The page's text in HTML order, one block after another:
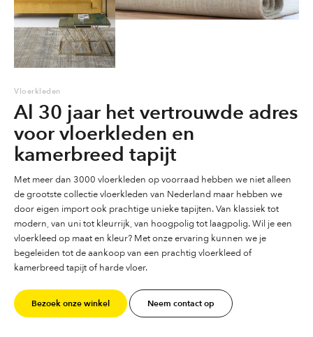
Marokkaanse berber tapijten. Bij Karpetwereld vindt u vloerkleden,
tapijten en karpetten in alle soorten en maten en in verschillende
kleuren, ronde vloerkleden, grote maten, vintage en patchwork,
kinderkamer, slaapkamer en/of woonkamer. Wij berekenen geen
verzendkosten voor Nederland voor kleden t/m 200×290 of onder de
25 kg. Gratis recht van retour 14 dagen vanaf levering op
winkelvoorraad vloerkleden.
Vloerkleden zijn onmisbaar is uw interieur! Dat is niet raar want een
vloerkleed maakt het karakter van je woonkamer of slaapkamer. Het
zorgt ook voor een comfortabel en behaaglijk gevoel en sfeer in je
interieur.
Wij bieden u een uitgebreid aanbod vloerkleden, tapijten en karpetten
in veel kleuren en maten. Ook hebben wij een grote collectie
vloerkleden in grote afmetingen. Wilt u een vloerkleed op maat laten
een passend karpet, tapijt of vloerkleed, in kleine en grote maten,
hoog- en laagpolige karpetten en vloerkleden in veel designs en
Vloerkleden
Al 30 jaar het vertrouwde adres
voor vloerkleden en
kamerbreed tapijt
Met meer dan 3000 vloerkleden op voorraad hebben we niet alleen
de grootste collectie vloerkleden van Nederland maar hebben we
door eigen import ook prachtige unieke tapijten. Van klassiek tot
modern, van uni tot kleurrijk, van hoogpolig tot laagpolig. Wil je een
vloerkleed op maat en kleur? Met onze ervaring kunnen we je
begeleiden tot de aankoop van een prachtig vloerkleed of
kamerbreed tapijt of harde vloer.
Bezoek onze winkel Neem contact op